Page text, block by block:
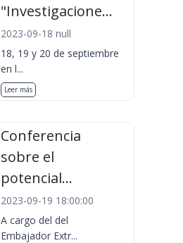
"Investigacione...
2023-09-18 null
18, 19 y 20 de septiembre
en l...
Leer más
Conferencia
sobre el
potencial...
2023-09-19 18:00:00
A cargo del del
Embajador Extr...